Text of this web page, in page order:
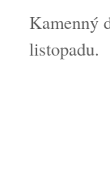
Kamenný
listopadu.